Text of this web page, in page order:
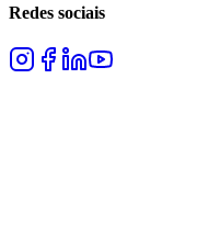
Redes sociais